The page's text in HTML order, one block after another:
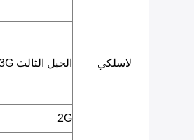
لاسلكي الجيل الثالث 3G
2G